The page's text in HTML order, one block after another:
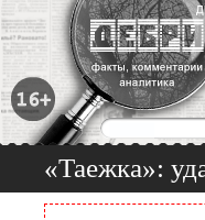
«Таежка»: